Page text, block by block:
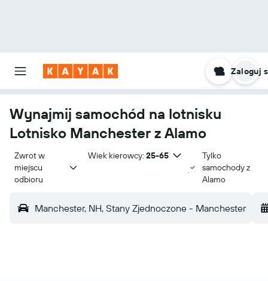
Zaloguj
Wynajmij samochód na lotnisku
Lotnisko Manchester z Alamo
Zwrot w
miejscu
odbioru
Wiek kierowcy: 25-65
Tylko
samochody z
Alamo
Manchester, NH, Stany Zjednoczone - Manchester